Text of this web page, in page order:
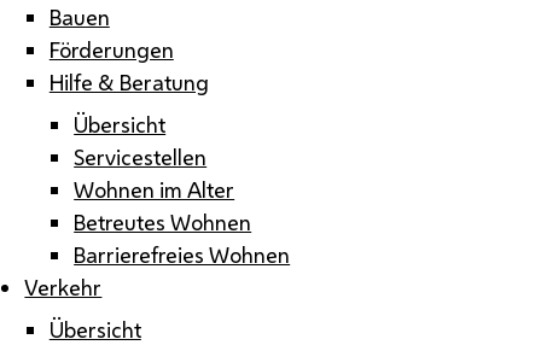
Bauen
Förderungen
Hilfe & Beratung
Übersicht
Servicestellen
Wohnen im Alter
Betreutes Wohnen
Barrierefreies Wohnen
Verkehr
Übersicht